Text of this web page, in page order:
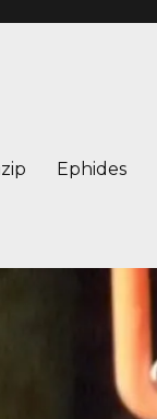
Ephides